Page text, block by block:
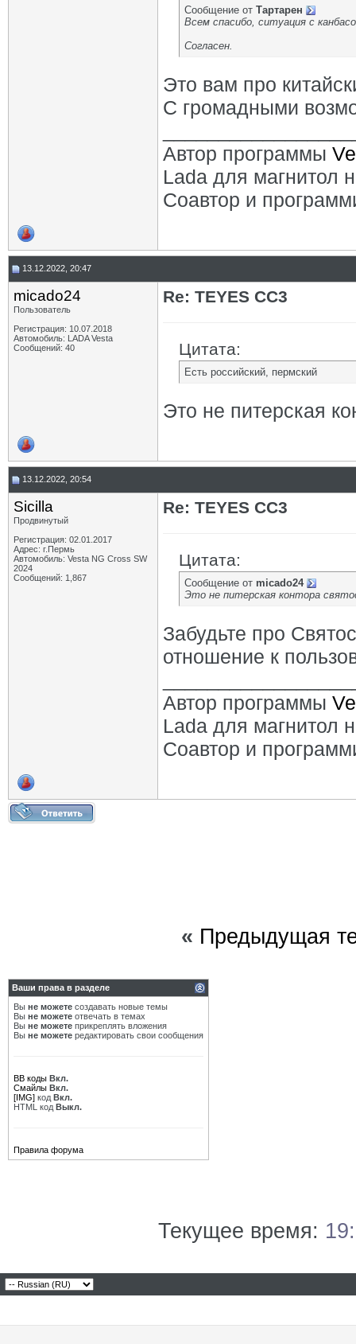
Сообщение от Тартарен
Всем спасибо, ситуация с
Согласен.
Это вам про
С громадными
Автор программы
Lada для магнитол
Соавтор и
13.12.2022, 20:47
micado24
Пользователь
Регистрация: 10.07.2018
Автомобиль: LADA Vesta
Сообщений: 40
Re: TEYES CC3
Цитата:
Есть российский, пермский
Это не питерская
13.12.2022, 20:54
Sicilla
Продвинутый
Регистрация: 02.01.2017
Адрес: г.Пермь
Автомобиль: Vesta NG Cross SW
2024
Сообщений: 1,867
Re: TEYES CC3
Цитата:
Сообщение от micado24
Это не питерская контора
Забудьте про
отношение к
Автор программы
Lada для магнитол
Соавтор и
« Предыдущая
Ваши права в разделе
Вы не можете создавать новые темы
Вы не можете отвечать в темах
Вы не можете прикреплять вложения
Вы не можете редактировать свои сообщения
BB коды Вкл.
Смайлы Вкл.
[IMG] код Вкл.
HTML код Выкл.
Правила форума
Текущее время: